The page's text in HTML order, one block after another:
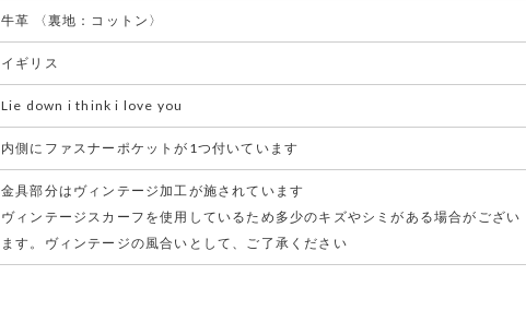
牛革 〈裏地：コットン〉
イギリス
Lie down i think i love you
内側にファスナーポケットが1つ付いています
金具部分はヴィンテージ加工が施されています
ヴィンテージスカーフを使用しているため多少のキズやシミがある場合がござい
ます。ヴィンテージの風合いとして、ご了承ください